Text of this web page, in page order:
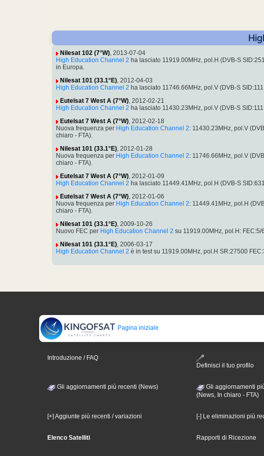
Nilesat 102 (7°W), 2013-07-04
High Education Channel 2 ha lasciato 11919.00MHz, pol.H (DVB-S
in Europa.
Nilesat 101 (33.1°E), 2012-04-03
High Education Channel 2 ha lasciato 11746.66MHz, pol.V (DVB-S
Eutelsat 7 West A (7°W), 2012-02-21
High Education Channel 2 ha lasciato 11430.23MHz, pol.V (DVB-S
Eutelsat 7 West A (7°W), 2012-02-18
Nuova frequenza per High Education Channel 2: 11430.23MHz, pol.V
chiaro - FTA).
Nilesat 101 (33.1°E), 2012-01-28
Nuova frequenza per High Education Channel 2: 11746.66MHz, pol.V
chiaro - FTA).
Eutelsat 7 West A (7°W), 2012-01-09
High Education Channel 2 ha lasciato 11449.41MHz, pol.H (DVB-S
Eutelsat 7 West A (7°W), 2012-01-06
Nuova frequenza per High Education Channel 2: 11449.41MHz, pol.H
chiaro - FTA).
Nilesat 101 (33.1°E), 2009-10-26
Nuovo FEC per High Education Channel 2 su 11919.00MHz, pol.H:
Nilesat 101 (33.1°E), 2006-03-17
High Education Channel 2 è in test su 11919.00MHz, pol.H SR:27500
Pagina iniziale
Introduzione / FAQ
Definisci il tuo profilo
Gli aggiornamenti più recenti (News)
Gli aggiornamenti
(News, In chiaro - FTA)
[+] Aggiunte più recenti / variazioni [-] Le eliminazioni più
Elenco Satelliti Rapporti di Ricezione